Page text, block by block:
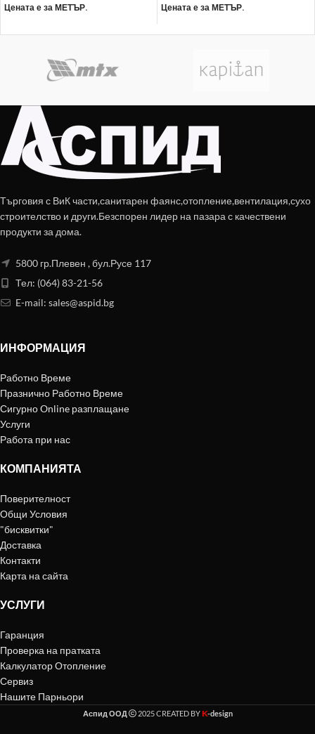
Цената е за МЕТЪР. Цената е за МЕТЪР.
Търговия с ВиК части,санитарен фаянс,отопление,вентилация,сухо
строителство и други.Безспорен лидер на пазара с качествени
продукти за дома.
5800 гр.Плевен , бул.Русе 117
Тел: (064) 83-21-56
E-mail: sales@aspid.bg
ИНФОРМАЦИЯ
Работно Време
Празнично Работно Време
Сигурно Online разплащане
Услуги
Работа при нас
КОМПАНИЯТА
Поверителност
Общи Условия
"бисквитки"
Доставка
Контакти
Карта на сайта
УСЛУГИ
Гаранция
Проверка на пратката
Калкулатор Отопление
Сервиз
Нашите Парньори
Аспид ООД 2025 CREATED BY K-design